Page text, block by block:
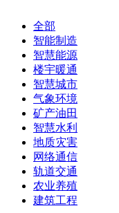
全部
智能制造
智慧能源
楼宇暖通
智慧城市
气象环境
矿产油田
智慧水利
地质灾害
网络通信
轨道交通
农业养殖
建筑工程